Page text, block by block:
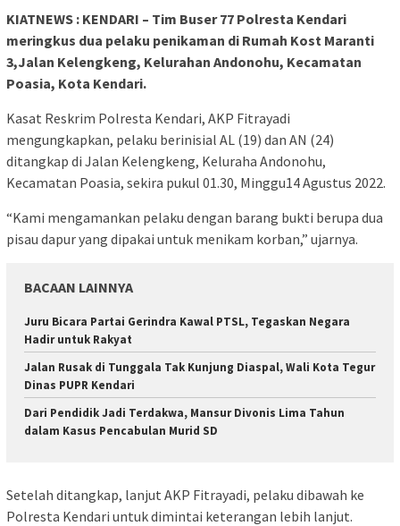
KIATNEWS : KENDARI – Tim Buser 77 Polresta Kendari
meringkus dua pelaku penikaman di Rumah Kost Maranti
3,Jalan Kelengkeng, Kelurahan Andonohu, Kecamatan
Poasia, Kota Kendari.
Kasat Reskrim Polresta Kendari, AKP Fitrayadi
mengungkapkan, pelaku berinisial AL (19) dan AN (24)
ditangkap di Jalan Kelengkeng, Keluraha Andonohu,
Kecamatan Poasia, sekira pukul 01.30, Minggu14 Agustus 2022.
“Kami mengamankan pelaku dengan barang bukti berupa dua
pisau dapur yang dipakai untuk menikam korban,” ujarnya.
BACAAN LAINNYA
‎Juru Bicara Partai Gerindra Kawal PTSL, Tegaskan Negara
Hadir untuk Rakyat
Jalan Rusak di Tunggala Tak Kunjung Diaspal, Wali Kota Tegur
Dinas PUPR Kendari
Dari Pendidik Jadi Terdakwa, Mansur Divonis Lima Tahun
dalam Kasus Pencabulan Murid SD
Setelah ditangkap, lanjut AKP Fitrayadi, pelaku dibawah ke
Polresta Kendari untuk dimintai keterangan lebih lanjut.